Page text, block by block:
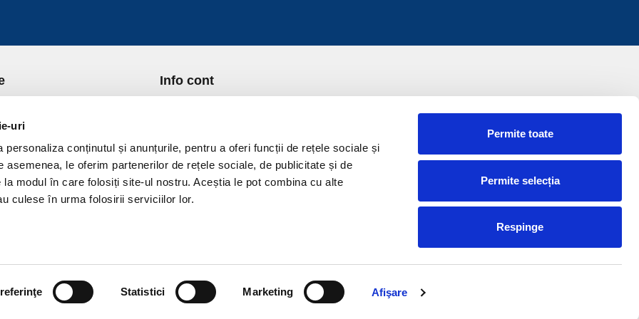
uri
personaliza conținutul și anunțurile, pentru a oferi funcții de rețele sociale și
asemenea, le oferim partenerilor de rețele sociale, de publicitate și de
modul în care folosiți site-ul nostru. Aceștia le pot combina cu alte
culese în urma folosirii serviciilor lor.
Statistici Marketing Afişare
Permite toate
Permite selecția
Respinge
si Plata
de Returnare
de confidentialitate
Cookies
si conditii
Info cont
Lista Favorite
GDPR - Protectia datelor
Contact